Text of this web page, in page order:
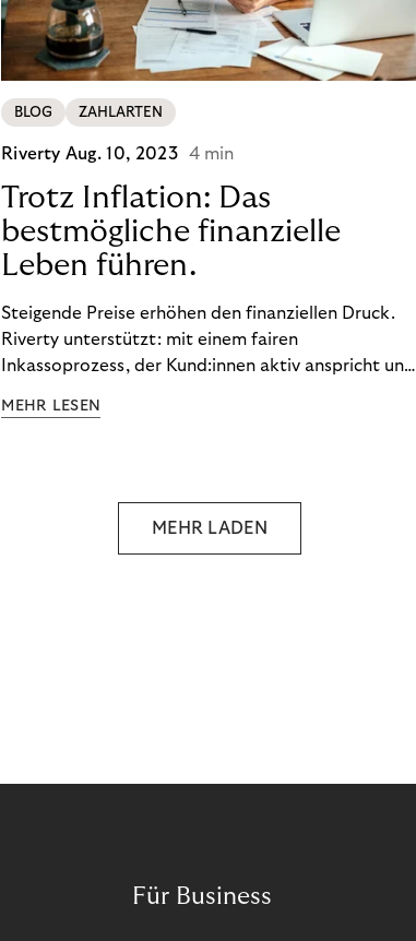
BLOG ZAHLARTEN
Riverty Aug. 10, 2023 4 min
Trotz Inflation: Das
bestmögliche finanzielle
Leben führen.
Steigende Preise erhöhen den finanziellen Druck.
Riverty unterstützt: mit einem fairen
Inkassoprozess, der Kund:innen aktiv anspricht und
Finanzbildung ermöglicht. So bleiben Menschen
MEHR LESEN
MEHR LADEN
Für Business